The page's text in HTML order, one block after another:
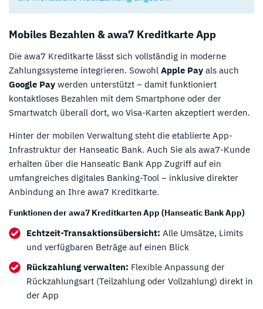
Mobiles Bezahlen & awa7 Kreditkarte App
Die awa7 Kreditkarte lässt sich vollständig in moderne
Zahlungssysteme integrieren. Sowohl Apple Pay als auch
Google Pay werden unterstützt – damit funktioniert
kontaktloses Bezahlen mit dem Smartphone oder der
Smartwatch überall dort, wo Visa-Karten akzeptiert werden.
Hinter der mobilen Verwaltung steht die etablierte App-
Infrastruktur der Hanseatic Bank. Auch Sie als awa7-Kunde
erhalten über die Hanseatic Bank App Zugriff auf ein
umfangreiches digitales Banking-Tool – inklusive direkter
Anbindung an Ihre awa7 Kreditkarte.
Funktionen der awa7 Kreditkarten App (Hanseatic Bank App)
Echtzeit-Transaktionsübersicht: Alle Umsätze, Limits
und verfügbaren Beträge auf einen Blick
Rückzahlung verwalten: Flexible Anpassung der
Rückzahlungsart (Teilzahlung oder Vollzahlung) direkt in
der App